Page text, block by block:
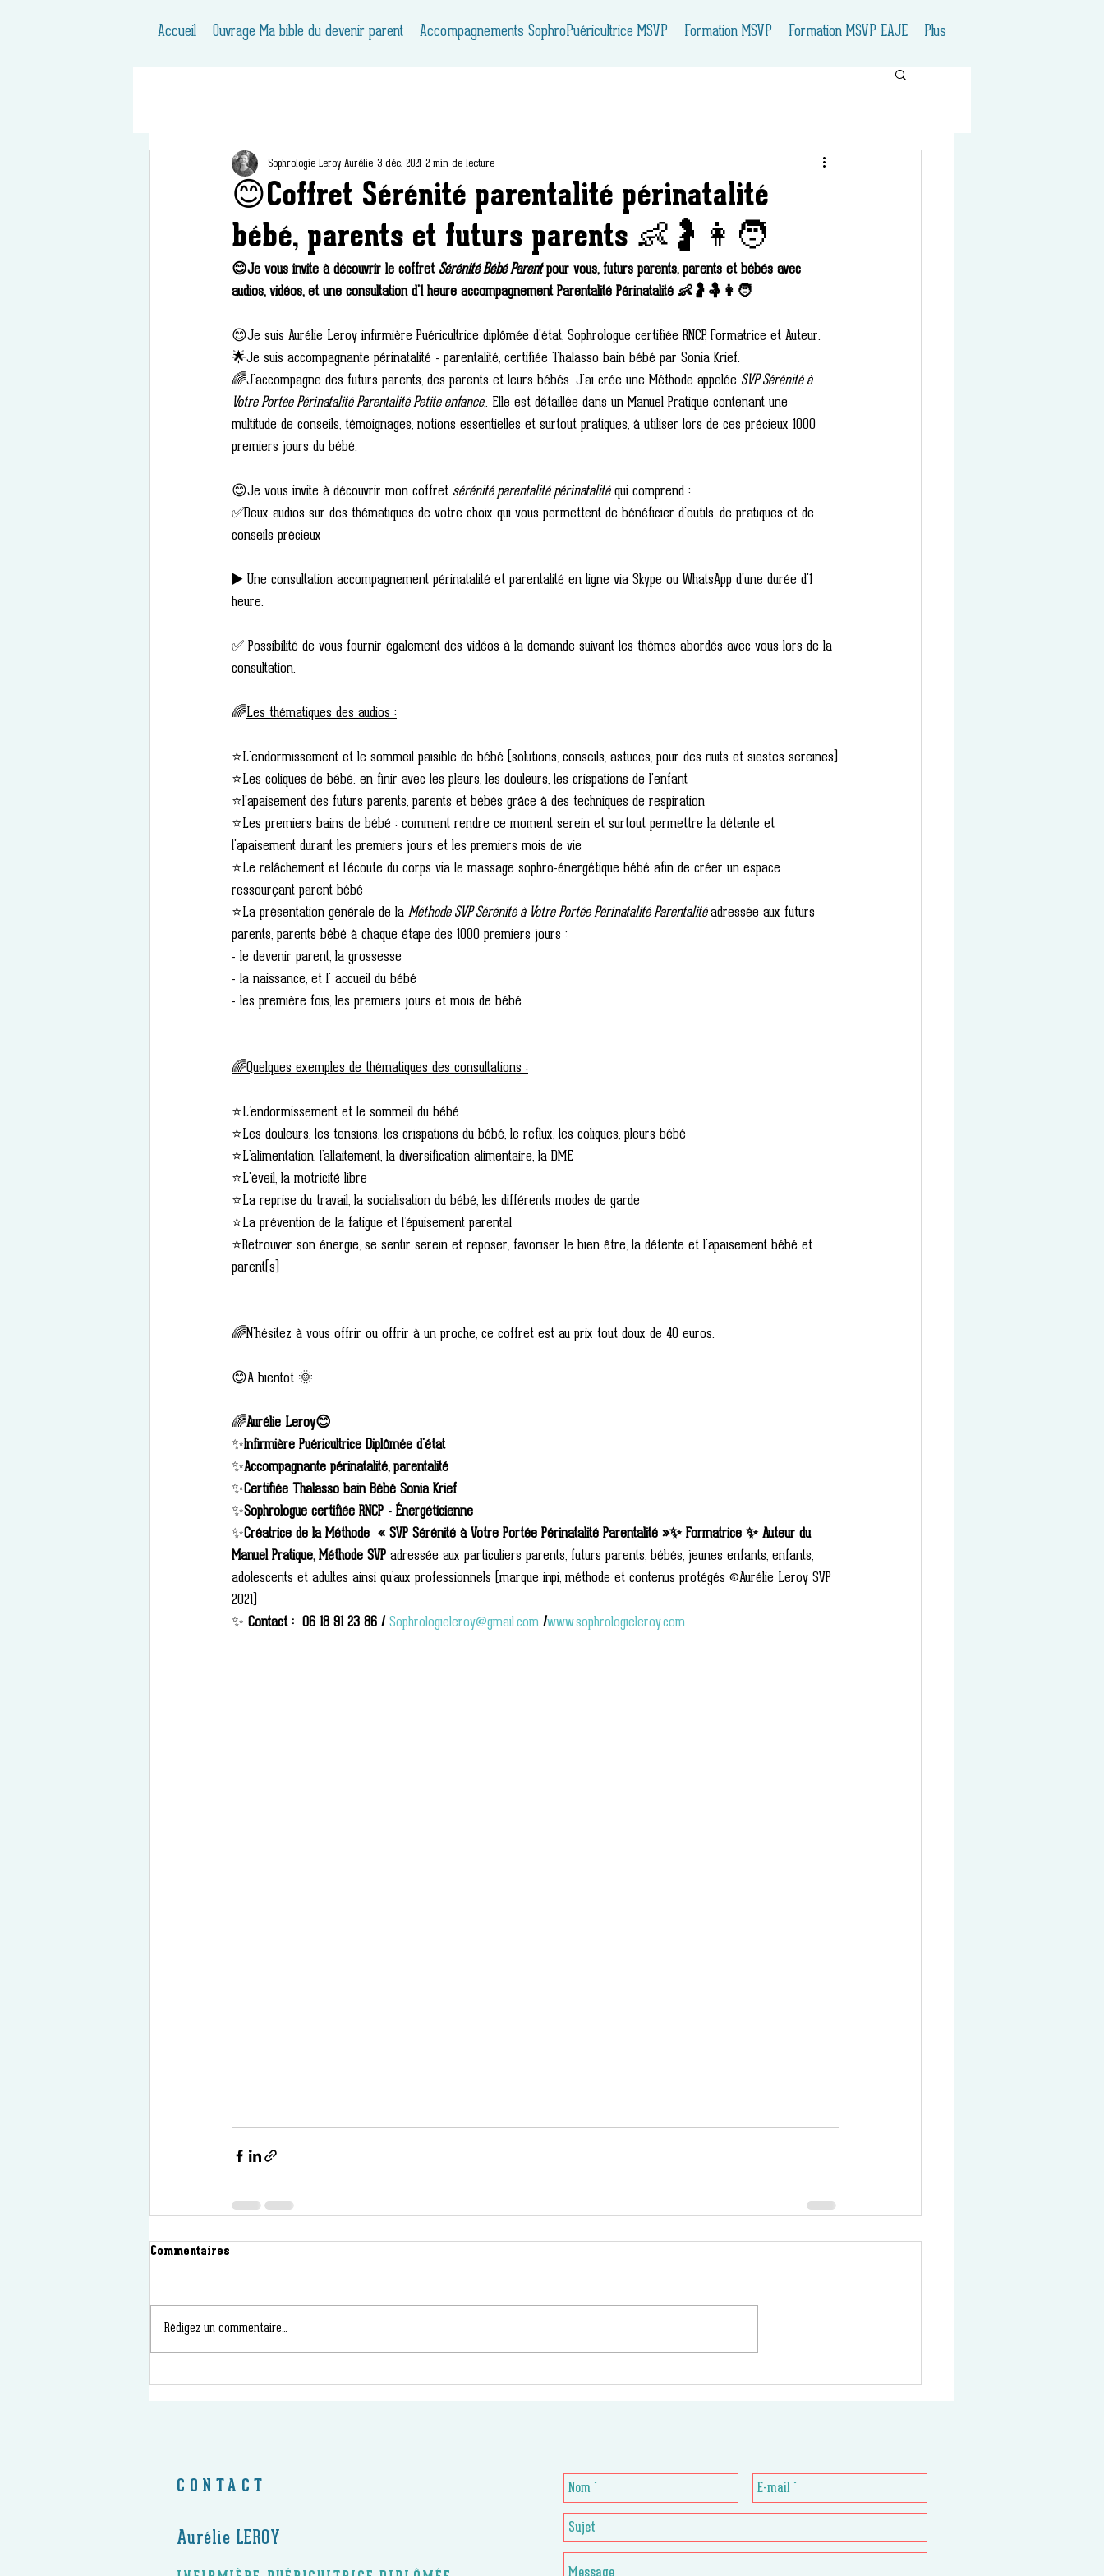
Accueil Ouvrage Ma bible du devenir parent Accompagnements SophroPuéricultrice MSVP Formation MSVP Formation MSVP EAJE Plus
😊Coffret Sérénité parentalité périnatalité
bébé, parents et futurs parents 👶🤰👩🧑
Sophrologie Leroy Aurélie 3 déc. 2021 2 min de lecture
😊Je vous invite à découvrir le coffret Sérénité Bébé Parent pour vous, futurs parents, parents et bébés avec
audios, vidéos, et une consultation d'1 heure accompagnement Parentalité Périnatalité 👶🤰🤱👩🧑
😊Je suis Aurélie Leroy infirmière Puéricultrice diplômée d'état, Sophrologue certifiée RNCP, Formatrice et Auteur.
🌟Je suis accompagnante périnatalité - parentalité, certifiée Thalasso bain bébé par Sonia Krief.
🌈J'accompagne des futurs parents, des parents et leurs bébés. J'ai crée une Méthode appelée SVP Sérénité à
Votre Portée Périnatalité Parentalité Petite enfance,. Elle est détaillée dans un Manuel Pratique contenant une
multitude de conseils, témoignages, notions essentielles et surtout pratiques, à utiliser lors de ces précieux 1000
premiers jours du bébé.
😊Je vous invite à découvrir mon coffret sérénité parentalité périnatalité qui comprend :
✅Deux audios sur des thématiques de votre choix qui vous permettent de bénéficier d'outils, de pratiques et de
conseils précieux
▶️ Une consultation accompagnement périnatalité et parentalité en ligne via Skype ou WhatsApp d'une durée d'1
heure.
✅ Possibilité de vous fournir également des vidéos à la demande suivant les thèmes abordés avec vous lors de la
consultation.
🌈Les thématiques des audios :
⭐L'endormissement et le sommeil paisible de bébé (solutions, conseils, astuces, pour des nuits et siestes sereines)
⭐Les coliques de bébé. en finir avec les pleurs, les douleurs, les crispations de l'enfant
⭐l'apaisement des futurs parents, parents et bébés grâce à des techniques de respiration
⭐Les premiers bains de bébé : comment rendre ce moment serein et surtout permettre la détente et
l'apaisement durant les premiers jours et les premiers mois de vie
⭐Le relâchement et l’écoute du corps via le massage sophro-énergétique bébé afin de créer un espace
ressourçant parent bébé
⭐La présentation générale de la Méthode SVP Sérénité à Votre Portée Périnatalité Parentalité adressée aux futurs
parents, parents bébé à chaque étape des 1000 premiers jours :
- le devenir parent, la grossesse
- la naissance, et l' accueil du bébé
- les première fois, les premiers jours et mois de bébé.
🌈Quelques exemples de thématiques des consultations :
⭐L’endormissement et le sommeil du bébé
⭐Les douleurs, les tensions, les crispations du bébé, le reflux, les coliques, pleurs bébé
⭐L’alimentation, l’allaitement, la diversification alimentaire, la DME
⭐L'éveil, la motricité libre
⭐La reprise du travail, la socialisation du bébé, les différents modes de garde
⭐La prévention de la fatigue et l’épuisement parental
⭐Retrouver son énergie, se sentir serein et reposer, favoriser le bien être, la détente et l'apaisement bébé et
parent(s)
🌈N'hésitez à vous offrir ou offrir à un proche, ce coffret est au prix tout doux de 40 euros.
😊A bientot 🌞
🌈Aurélie Leroy😊
✨Infirmière Puéricultrice Diplômée d'état
✨Accompagnante périnatalité, parentalité
✨Certifiée Thalasso bain Bébé Sonia Krief
✨Sophrologue certifiée RNCP - Énergéticienne
✨Créatrice de la Méthode  « SVP Sérénité à Votre Portée Périnatalité Parentalité »✨ Formatrice ✨ Auteur du
Manuel Pratique, Méthode SVP adressée aux particuliers parents, futurs parents, bébés, jeunes enfants, enfants,
adolescents et adultes ainsi qu’aux professionnels (marque inpi, méthode et contenus protégés ©Aurélie Leroy SVP
2021)
✨ Contact : 06 18 91 23 86 / Sophrologieleroy@gmail.com /www.sophrologieleroy.com
Commentaires
Rédigez un commentaire...
CONTACT
Aurélie LEROY